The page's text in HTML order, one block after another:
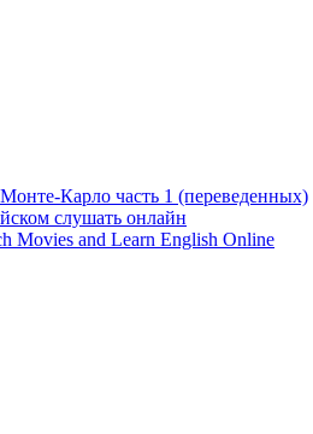
Карло часть 1 (переведенных)
слушать онлайн
Movies and Learn English Online